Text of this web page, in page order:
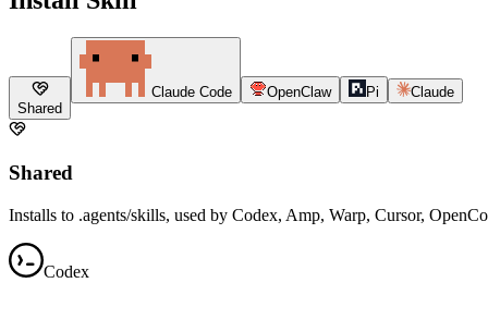
Shared
Claude Code OpenClaw Pi Claude
Shared
Installs to .agents/skills, used by Codex, Amp, Warp, Cursor,
Codex